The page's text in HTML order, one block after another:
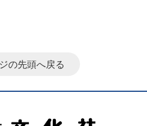
の先頭へ戻る